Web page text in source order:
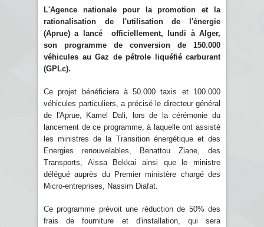
L'Agence nationale pour la promotion et la
rationalisation de l'utilisation de l'énergie
(Aprue) a lancé officiellement, lundi à Alger,
son programme de conversion de 150.000
véhicules au Gaz de pétrole liquéfié carburant
(GPLc).
Ce projet bénéficiera à 50.000 taxis et 100.000
véhicules particuliers, a précisé le directeur général
de l'Aprue, Kamel Dali, lors de la cérémonie du
lancement de ce programme, à laquelle ont assisté
les ministres de la Transition énergétique et des
Energies renouvelables, Benattou Ziane, des
Transports, Aissa Bekkai ainsi que le ministre
délégué auprès du Premier ministère chargé des
Micro-entreprises, Nassim Diafat.
Ce programme prévoit une réduction de 50% des
frais de fourniture et d'installation, qui sera